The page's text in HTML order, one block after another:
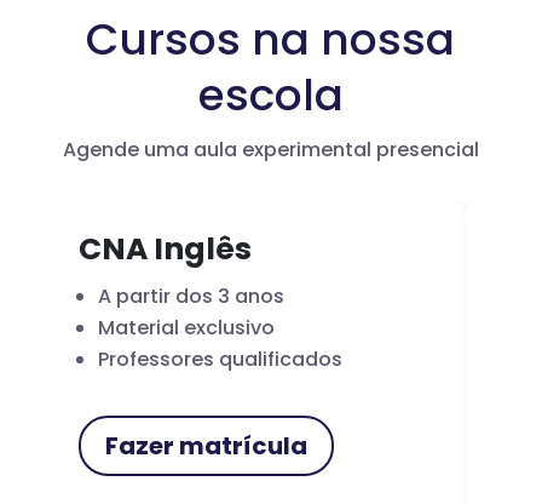
Cursos na nossa
escola
Agende uma aula experimental presencial
CNA Inglês
A partir dos 3 anos
Material exclusivo
Professores qualificados
Fazer matrícula